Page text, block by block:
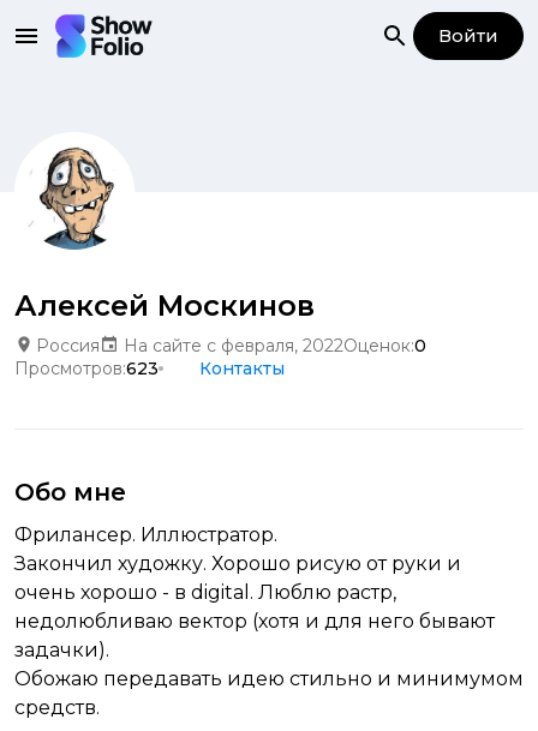
Войти
Алексей Москинов
Россия На сайте с февраля, 2022Оценок:0
Просмотров:623 Контакты
Обо мне
Фрилансер. Иллюстратор.
Закончил художку. Хорошо рисую от руки и
очень хорошо - в digital. Люблю растр,
недолюбливаю вектор (хотя и для него бывают
задачки).
Обожаю передавать идею стильно и минимумом
средств.